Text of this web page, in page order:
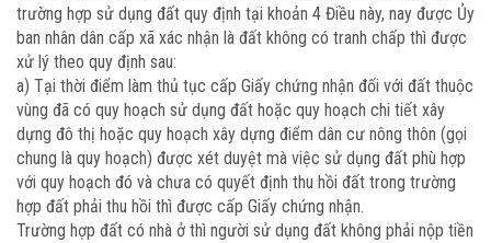
trường hợp sử dụng đất quy định tại khoản 4 Điều này, nay được Ủy
ban nhân dân cấp xã xác nhận là đất không có tranh chấp thì được
xử lý theo quy định sau:
a) Tại thời điểm làm thủ tục cấp Giấy chứng nhận đối với đất thuộc
vùng đã có quy hoạch sử dụng đất hoặc quy hoạch chi tiết xây
dựng đô thị hoặc quy hoạch xây dựng điểm dân cư nông thôn (gọi
chung là quy hoạch) được xét duyệt mà việc sử dụng đất phù hợp
với quy hoạch đó và chưa có quyết định thu hồi đất trong trường
hợp đất phải thu hồi thì được cấp Giấy chứng nhận.
Trường hợp đất có nhà ở thì người sử dụng đất không phải nộp tiền